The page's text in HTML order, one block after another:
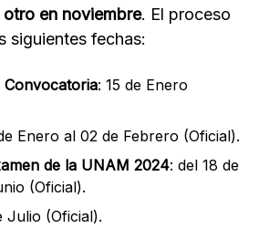
otro en noviembre. El proceso
siguientes fechas:
Convocatoria: 15 de Enero
Enero al 02 de Febrero (Oficial).
de la UNAM 2024: del 18 de
(Oficial).
Julio (Oficial).